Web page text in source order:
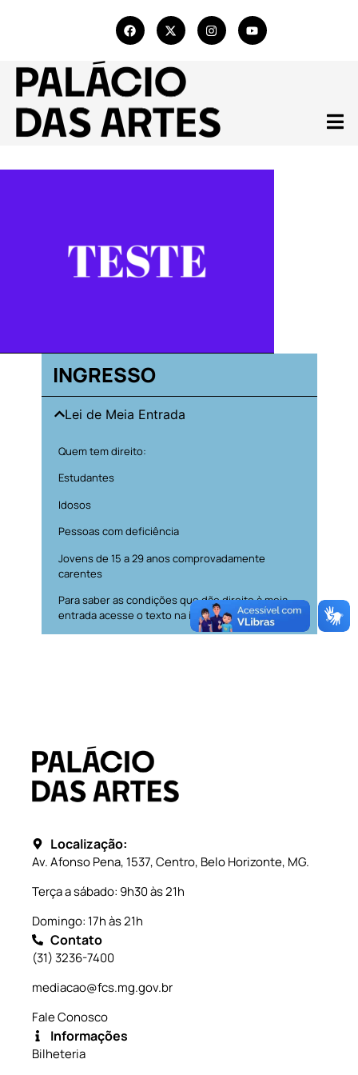
INGRESSO
Lei de Meia Entrada
Quem tem direito:
Estudantes
Idosos
Pessoas com deficiência
Jovens de 15 a 29 anos comprovadamente
carentes
Para saber as condições que dão direito à meia-
entrada acesse o texto na íntegra.
Localização:
Av. Afonso Pena, 1537, Centro, Belo Horizonte, MG.
Terça a sábado: 9h30 às 21h
Domingo: 17h às 21h
Contato
(31) 3236-7400
mediacao@fcs.mg.gov.br
Fale Conosco
Informações
Bilheteria